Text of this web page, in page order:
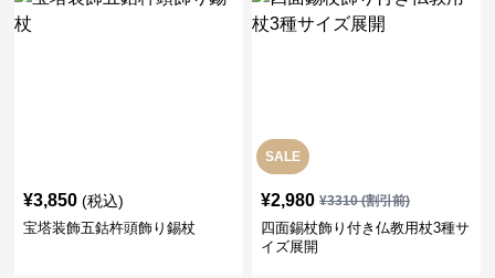
¥3,850 (税込)
宝塔装飾五鈷杵頭飾り錫杖
SALE
¥2,980 ¥3310(割引前)
四面錫杖飾り付き仏教用杖3種サ
イズ展開